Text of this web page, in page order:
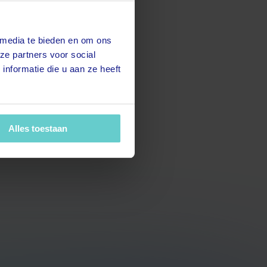
te bieden en om ons
partners voor social
die u aan ze heeft
Alles toestaan